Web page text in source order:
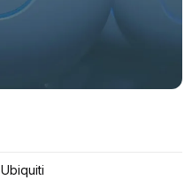
Ubiquiti